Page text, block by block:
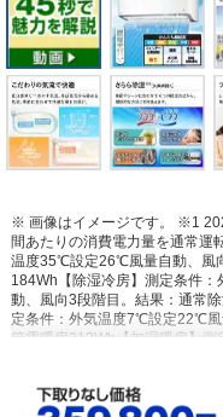
※ 画像はイメージです。 ※1
間あたりの消費電力量を通常運
温度35℃設定26℃風量自動、風
184Wh【除湿冷房】測定条件
動、風向3段階目。結果：通常
定条件：外気温度7℃設定22℃風
節電暖房312Wh【加湿暖房】
員サイトのユーザー登録が必